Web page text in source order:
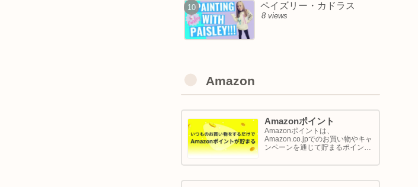
ペイズリー・カドラス
8 views
Amazon
Amazonポイント
Amazonポイントは、
Amazon.co.jpでのお買い物やキャ
ンペーンを通じて貯まるポイント
当として、商品の購入代金に利用
Amazon ポイントの使い方と貯め